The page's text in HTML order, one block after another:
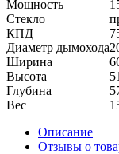
Мощность
Стекло
КПД
Диаметр дымохода
Ширина
Высота
Глубина
Вес
Описание
Отзывы о